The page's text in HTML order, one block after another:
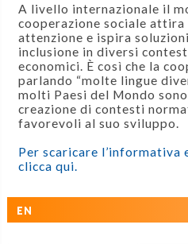
A livello internazionale il
cooperazione sociale attira
attenzione e ispira
inclusione in diversi
economici. È così che la
parlando “molte lingue
molti Paesi del Mondo
creazione di contesti
favorevoli al suo sviluppo.
Per scaricare l’informativa
clicca qui.
EN